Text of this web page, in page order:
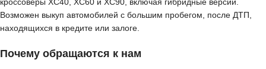
Возможен выкуп автомобилей с большим пробегом, после ДТП,
находящихся в кредите или залоге.
Почему обращаются к нам